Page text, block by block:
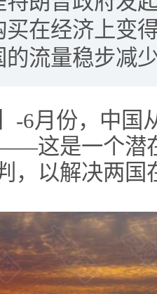
买在经济上变
的流量稳步减
-6月份，中
这是一个潜
，以解决两国